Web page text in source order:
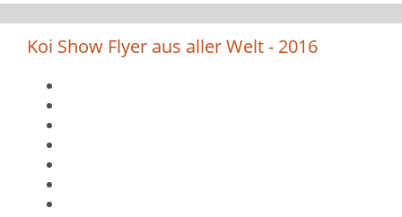
Koi Show Flyer aus aller Welt - 2016